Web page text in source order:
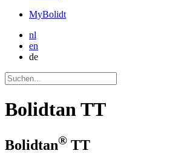
MyBolidt
nl
en
de
Bolidtan TT
Bolidtan® TT